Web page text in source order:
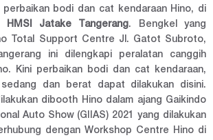
perbaikan bodi dan cat kendaraan Hino, di
HMSI Jatake Tangerang. Bengkel yang
Total Support Centre Jl. Gatot Subroto,
ini dilengkapi peralatan canggih
Kini perbaikan bodi dan cat kendaraan,
dan berat dapat dilakukan disini.
dibooth Hino dalam ajang Gaikindo
Auto Show (GIIAS) 2021 yang dilakukan
dengan Workshop Centre Hino di